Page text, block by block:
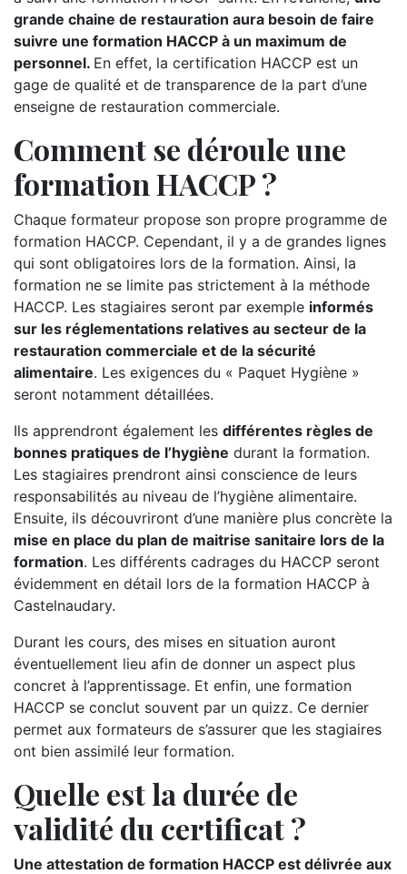
grande chaine de restauration aura besoin de faire
suivre une formation HACCP à un maximum de
personnel. En effet, la certification HACCP est un
gage de qualité et de transparence de la part d’une
enseigne de restauration commerciale.
Comment se déroule une
formation HACCP ?
Chaque formateur propose son propre programme de
formation HACCP. Cependant, il y a de grandes lignes
qui sont obligatoires lors de la formation. Ainsi, la
formation ne se limite pas strictement à la méthode
HACCP. Les stagiaires seront par exemple informés
sur les réglementations relatives au secteur de la
restauration commerciale et de la sécurité
alimentaire. Les exigences du « Paquet Hygiène »
seront notamment détaillées.
Ils apprendront également les différentes règles de
bonnes pratiques de l’hygiène durant la formation.
Les stagiaires prendront ainsi conscience de leurs
responsabilités au niveau de l’hygiène alimentaire.
Ensuite, ils découvriront d’une manière plus concrète la
mise en place du plan de maitrise sanitaire lors de la
formation. Les différents cadrages du HACCP seront
évidemment en détail lors de la formation HACCP à
Castelnaudary.
Durant les cours, des mises en situation auront
éventuellement lieu afin de donner un aspect plus
concret à l’apprentissage. Et enfin, une formation
HACCP se conclut souvent par un quizz. Ce dernier
permet aux formateurs de s’assurer que les stagiaires
ont bien assimilé leur formation.
Quelle est la durée de
validité du certificat ?
Une attestation de formation HACCP est délivrée aux